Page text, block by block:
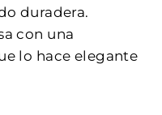
duradera.
con una
lo hace elegante